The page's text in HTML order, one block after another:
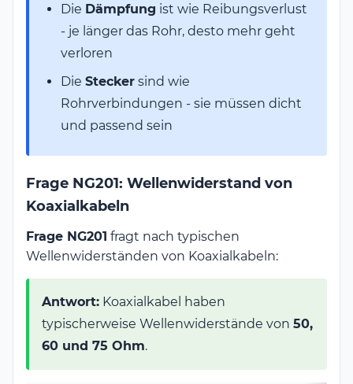
Die Dämpfung ist wie Reibungsverlust
- je länger das Rohr, desto mehr geht
verloren
Die Stecker sind wie
Rohrverbindungen - sie müssen dicht
und passend sein
Frage NG201: Wellenwiderstand von
Koaxialkabeln
Frage NG201 fragt nach typischen
Wellenwiderständen von Koaxialkabeln:
Antwort: Koaxialkabel haben
typischerweise Wellenwiderstände von 50,
60 und 75 Ohm.